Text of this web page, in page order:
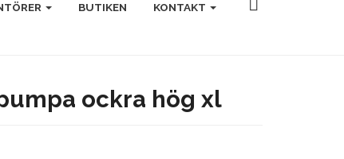
BUTIKEN KONTAKT
ockra hög xl